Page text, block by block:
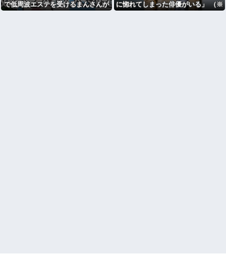
で低周波エステを受けるまんさんが
に惚れてしまった俳優がいる」 （※